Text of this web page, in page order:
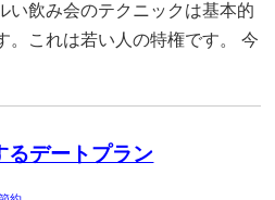
い飲み会のテクニックは基本的
。これは若い人の特権です。 今
るデートプラン